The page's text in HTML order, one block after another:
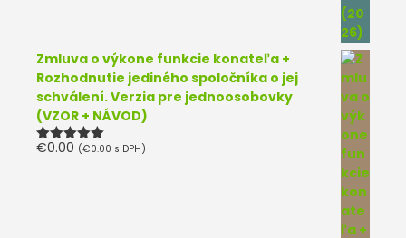
Zmluva o výkone funkcie konateľa +
Rozhodnutie jediného spoločníka o jej
schválení. Verzia pre jednoosobovky
(VZOR + NÁVOD)
Hodnotenie
€0.00 (€0.00 s DPH)